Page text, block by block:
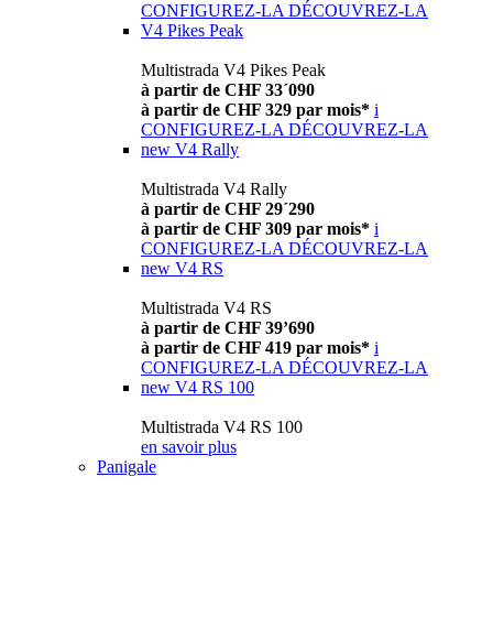
CONFIGUREZ-LA DÉCOUVREZ-LA
V4 Pikes Peak
Multistrada V4 Pikes Peak
à partir de CHF 33´090
à partir de CHF 329 par mois* i
CONFIGUREZ-LA DÉCOUVREZ-LA
new V4 Rally
Multistrada V4 Rally
à partir de CHF 29´290
à partir de CHF 309 par mois* i
CONFIGUREZ-LA DÉCOUVREZ-LA
new V4 RS
Multistrada V4 RS
à partir de CHF 39’690
à partir de CHF 419 par mois* i
CONFIGUREZ-LA DÉCOUVREZ-LA
new V4 RS 100
Multistrada V4 RS 100
en savoir plus
Panigale